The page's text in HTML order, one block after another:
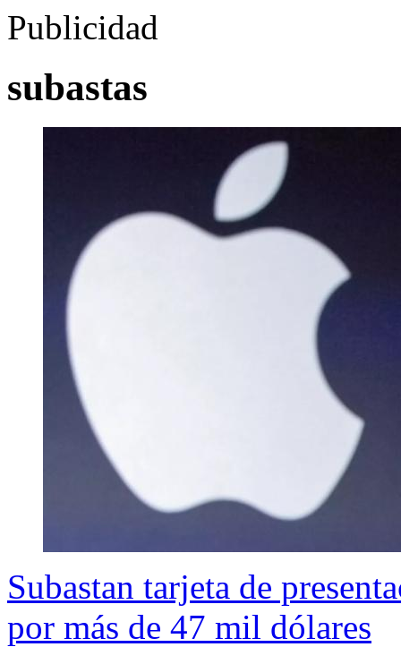
Publicidad
subastas
Subastan tarjeta de
por más de 47 mil dólares